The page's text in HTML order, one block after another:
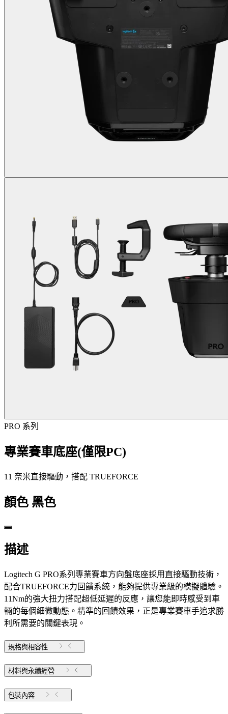
PRO 系列
專業賽車底座(僅限PC)
11 奈米直接驅動，搭配 TRUEFORCE
顏色 黑色
描述
Logitech G PRO系列專業賽車方向盤底座採用直接驅動技術，
配合TRUEFORCE力回饋系統，能夠提供專業級的模擬體驗。
11Nm的強大扭力搭配超低延遲的反應，讓您能即時感受到車
輛的每個細微動態。精準的回饋效果，正是專業賽車手追求勝
利所需要的關鍵表現。
規格與相容性
材料與永續經營
包裝內容